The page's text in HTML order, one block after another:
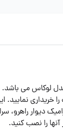
لوکاس می
خریداری
دیوار راهرو،
را نصب کنید.